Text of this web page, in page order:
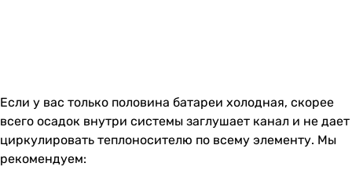
Если у вас только половина батареи холодная, скорее
всего осадок внутри системы заглушает канал и не дает
циркулировать теплоносителю по всему элементу. Мы
рекомендуем: